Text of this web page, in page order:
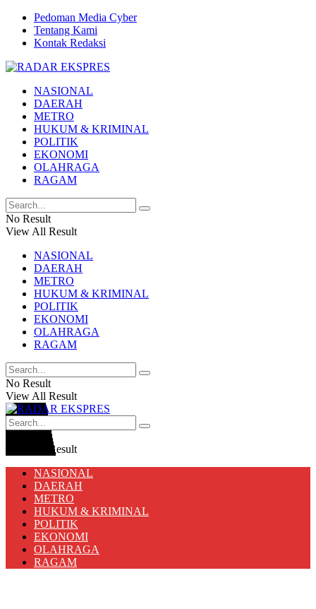
Pedoman Media Cyber
Tentang Kami
Kontak Redaksi
NASIONAL
DAERAH
METRO
HUKUM & KRIMINAL
POLITIK
EKONOMI
OLAHRAGA
RAGAM
No Result
View All Result
NASIONAL
DAERAH
METRO
HUKUM & KRIMINAL
POLITIK
EKONOMI
OLAHRAGA
RAGAM
No Result
View All Result
View All Result
NASIONAL
DAERAH
METRO
HUKUM & KRIMINAL
POLITIK
EKONOMI
OLAHRAGA
RAGAM